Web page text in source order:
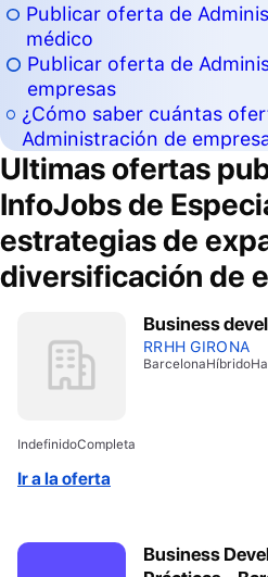
Publicar oferta de
médico
Publicar oferta de
empresas
¿Cómo saber cuántas
Administración de
Ultimas ofertas
InfoJobs de
estrategias de
diversificación de
Business
RRHH GIRONA
BarcelonaHíbrido
IndefinidoCompleta
Ir a la oferta
Business